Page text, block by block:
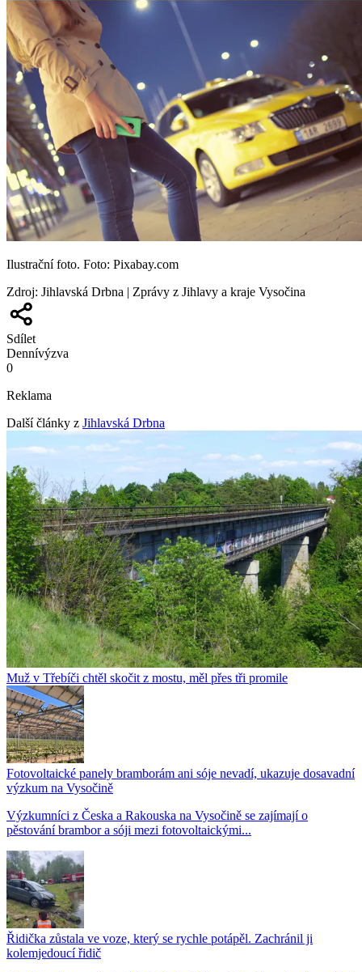
Ilustrační foto. Foto: Pixabay.com
Zdroj: Jihlavská Drbna | Zprávy z Jihlavy a kraje Vysočina
Sdílet
Dennívýzva
0
Reklama
Další články z Jihlavská Drbna
Muž v Třebíči chtěl skočit z mostu, měl přes tři promile
Fotovoltaické panely bramborám ani sóje nevadí, ukazuje dosavadní
výzkum na Vysočině
Výzkumníci z Česka a Rakouska na Vysočině se zajímají o
pěstování brambor a sóji mezi fotovoltaickými...
Řidička zůstala ve voze, který se rychle potápěl. Zachránil ji
kolemjedoucí řidič